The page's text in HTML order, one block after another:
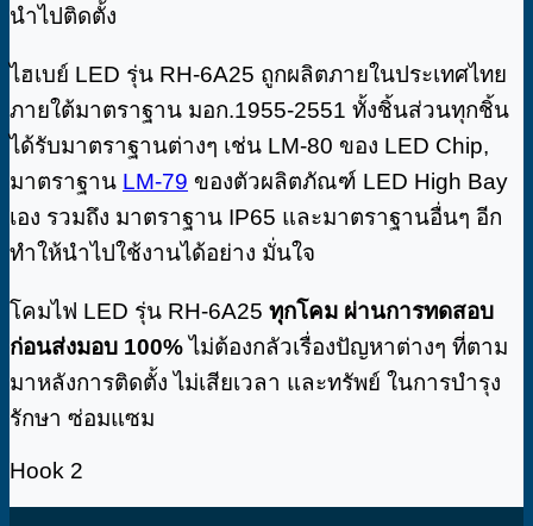
นำไปติดตั้ง
ไฮเบย์ LED รุ่น RH-6A25 ถูกผลิตภายในประเทศไทย
ภายใต้มาตราฐาน มอก.1955-2551 ทั้งชิ้นส่วนทุกชิ้น
ได้รับมาตราฐานต่างๆ เช่น LM-80 ของ LED Chip,
มาตราฐาน LM-79 ของตัวผลิตภัณฑ์ LED High Bay
เอง รวมถึง มาตราฐาน IP65 และมาตราฐานอื่นๆ อีก
ทำให้นำไปใช้งานได้อย่าง มั่นใจ
โคมไฟ LED รุ่น RH-6A25 ทุกโคม ผ่านการทดสอบ
ก่อนส่งมอบ 100%ไม่ต้องกลัวเรื่องปัญหาต่างๆ ที่ตาม
มาหลังการติดตั้ง ไม่เสียเวลา และทรัพย์ ในการบำรุง
รักษา ซ่อมแซม
Hook 2